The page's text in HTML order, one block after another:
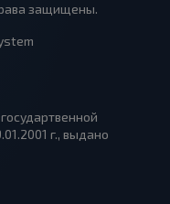
защищены.
г., выдано